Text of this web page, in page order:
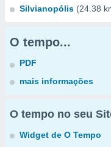
Silvianopólis (24.38
O tempo...
PDF
mais informações
O tempo no seu
Widget de O Tempo